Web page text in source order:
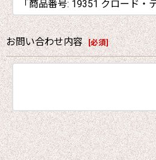
お問い合わせ内容 [必須]